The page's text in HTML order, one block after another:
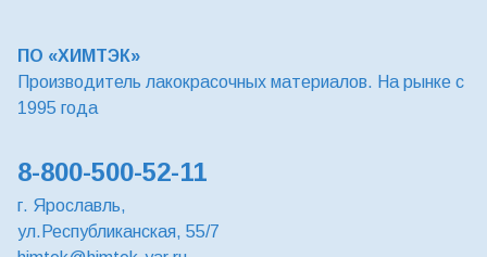
ПО «ХИМТЭК»
Производитель лакокрасочных материалов. На рынке с
1995 года
8-800-500-52-11
г. Ярославль,
ул.Республиканская, 55/7